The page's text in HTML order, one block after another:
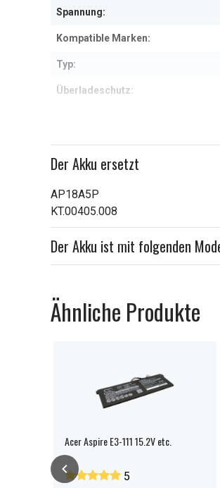
Spannung:
Kompatible Marken:
Typ:
Überladeschutz:
Kapazität:
Der Akku ersetzt
AP18A5P
KT.00405.008
Der Akku ist mit folgenden
Ähnliche Produkte
Acer Aspire E3-111 15.2V etc.
5